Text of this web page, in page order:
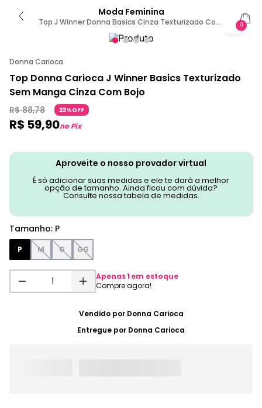
Moda Feminina
Top J Winner Donna Basics Cinza Texturizado Com
Bojo P / Cinza
0
Donna Carioca
Top Donna Carioca J Winner Basics Texturizado
Sem Manga Cinza Com Bojo
R$ 88,78 33%OFF
R$ 59,90no Pix
Aproveite o nosso provador virtual
É só adicionar suas medidas e ele te dará a melhor
opção de tamanho. Ainda ficou com dúvida?
Consulte nossa tabela de medidas.
Tamanho: P
P M G GG
Apenas1 em estoque
Vendido por Donna Carioca
Entregue por Donna Carioca